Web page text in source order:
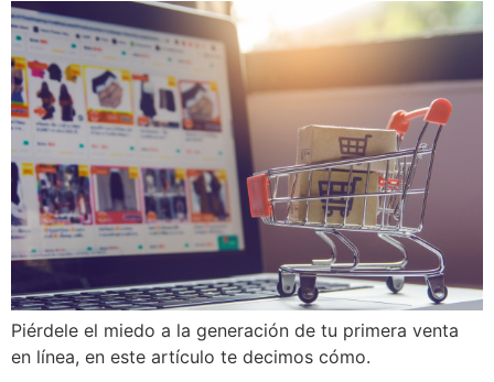
Piérdele el miedo a la generación de tu primera venta
en línea, en este artículo te decimos cómo.